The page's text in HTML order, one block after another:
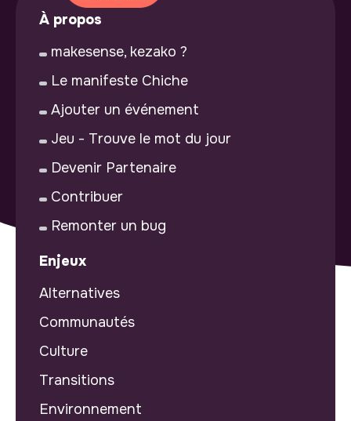
À propos
makesense, kezako ?
Le manifeste Chiche
Ajouter un événement
Jeu - Trouve le mot du jour
Devenir Partenaire
Contribuer
Remonter un bug
Enjeux
Alternatives
Communautés
Culture
Transitions
Environnement